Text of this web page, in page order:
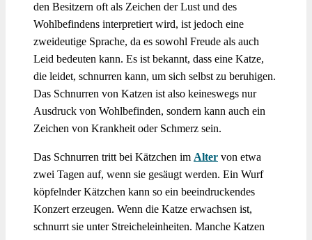
den Besitzern oft als Zeichen der Lust und des
Wohlbefindens interpretiert wird, ist jedoch eine
zweideutige Sprache, da es sowohl Freude als auch
Leid bedeuten kann. Es ist bekannt, dass eine Katze,
die leidet, schnurren kann, um sich selbst zu beruhigen.
Das Schnurren von Katzen ist also keineswegs nur
Ausdruck von Wohlbefinden, sondern kann auch ein
Zeichen von Krankheit oder Schmerz sein.
Das Schnurren tritt bei Kätzchen im Alter von etwa
zwei Tagen auf, wenn sie gesäugt werden. Ein Wurf
köpfelnder Kätzchen kann so ein beeindruckendes
Konzert erzeugen. Wenn die Katze erwachsen ist,
schnurrt sie unter Streicheleinheiten. Manche Katzen